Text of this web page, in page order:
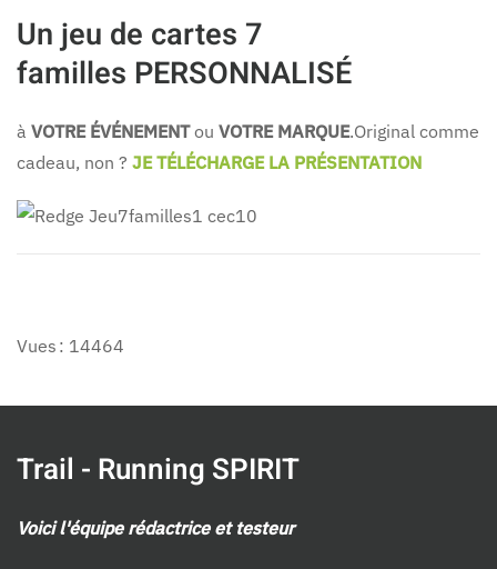
Un jeu de cartes 7
familles PERSONNALISÉ
à VOTRE ÉVÉNEMENTou VOTRE MARQUE.Original comme
cadeau, non ? JE TÉLÉCHARGE LA PRÉSENTATION
Vues : 14464
Trail - Running SPIRIT
Voici l'équipe rédactrice et testeur